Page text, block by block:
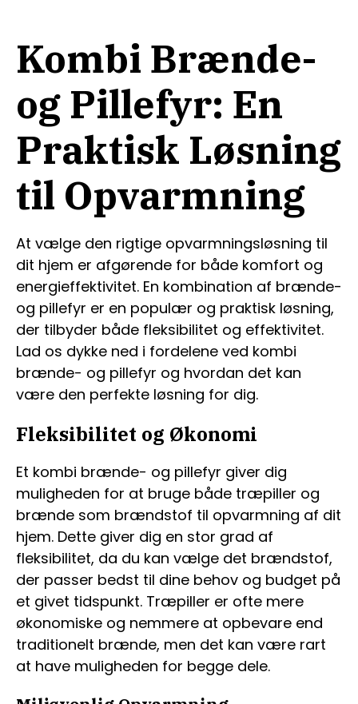
Kombi Brænde-
og Pillefyr: En
Praktisk Løsning
til Opvarmning
At vælge den rigtige opvarmningsløsning til
dit hjem er afgørende for både komfort og
energieffektivitet. En kombination af brænde-
og pillefyr er en populær og praktisk løsning,
der tilbyder både fleksibilitet og effektivitet.
Lad os dykke ned i fordelene ved kombi
brænde- og pillefyr og hvordan det kan
være den perfekte løsning for dig.
Fleksibilitet og Økonomi
Et kombi brænde- og pillefyr giver dig
muligheden for at bruge både træpiller og
brænde som brændstof til opvarmning af dit
hjem. Dette giver dig en stor grad af
fleksibilitet, da du kan vælge det brændstof,
der passer bedst til dine behov og budget på
et givet tidspunkt. Træpiller er ofte mere
økonomiske og nemmere at opbevare end
traditionelt brænde, men det kan være rart
at have muligheden for begge dele.